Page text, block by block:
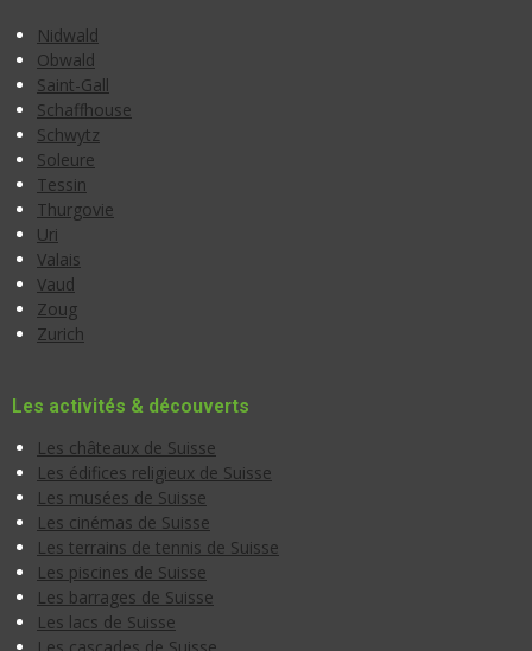
Nidwald
Obwald
Saint-Gall
Schaffhouse
Schwytz
Soleure
Tessin
Thurgovie
Uri
Valais
Vaud
Zoug
Zurich
Les activités & découverts
Les châteaux de Suisse
Les édifices religieux de Suisse
Les musées de Suisse
Les cinémas de Suisse
Les terrains de tennis de Suisse
Les piscines de Suisse
Les barrages de Suisse
Les lacs de Suisse